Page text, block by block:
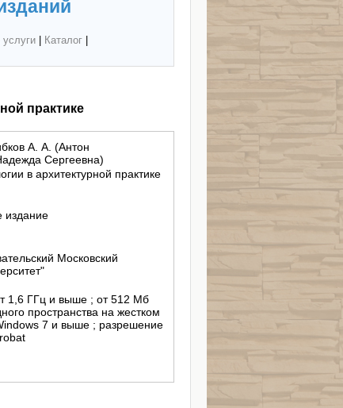
| Каталог|
практике
А. А. (Антон
Сергеевна)
в архитектурной практике
издание
Московский
1,6 ГГц и выше ; от 512 Мб
пространства на жестком
7 и выше ; разрешение